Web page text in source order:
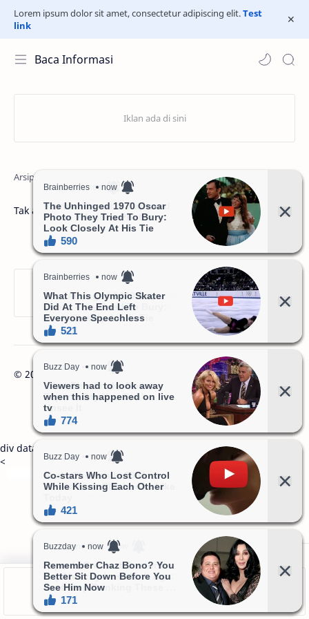
Lorem ipsum dolor sit amet, consectetur adipiscing elit.Test
link
Baca Informasi
Tak ada hasil yang ditemukan...
© 2026‧Baca Informasi . All rights reserved.
div data-type="_mgwidget" data-widget-id="1832519">
<